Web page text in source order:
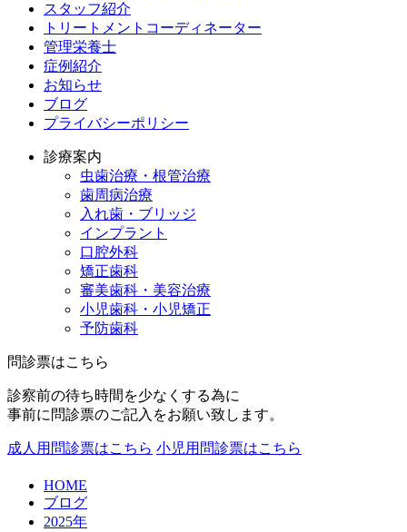
スタッフ紹介
トリートメントコーディネーター
管理栄養士
症例紹介
お知らせ
ブログ
プライバシーポリシー
診療案内
虫歯治療・根管治療
歯周病治療
入れ歯・ブリッジ
インプラント
口腔外科
矯正歯科
審美歯科・美容治療
小児歯科・小児矯正
予防歯科
問診票はこちら
診察前の待ち時間を少なくする為に
事前に問診票のご記入をお願い致します。
成人用問診票はこちら 小児用問診票はこちら
HOME
ブログ
2025年